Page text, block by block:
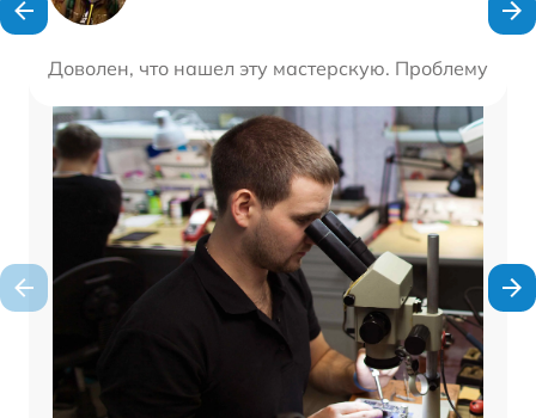
Доволен, что нашел эту мастерскую. Проблему